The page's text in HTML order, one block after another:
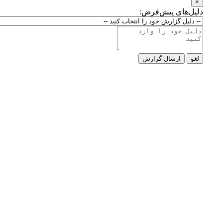
دلیل‌های پیش‌فرض:
ارسال گزارش